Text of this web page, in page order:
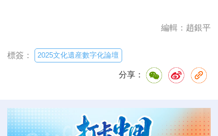
編輯：趙銀平
標簽： 2025文化遺産數字化論壇
分享：